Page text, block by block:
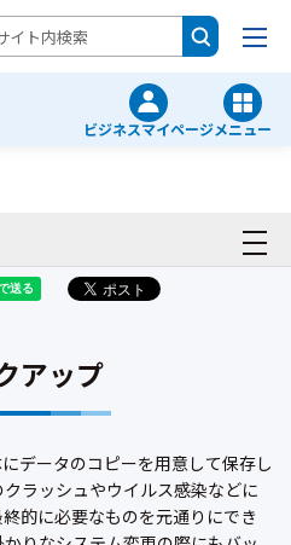
ビジネスマイページメニュー
アップ
データのコピーを用意して保存し
ラッシュやウイルス感染などに
的に必要なものを元通りにでき